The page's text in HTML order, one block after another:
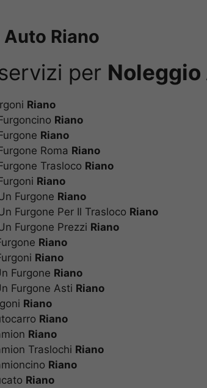
Riano
per Noleggio
Riano
Riano
Riano
Roma Riano
Trasloco Riano
Riano
Furgone Riano
Furgone Per Il Trasloco Riano
Furgone Prezzi Riano
Riano
Riano
Furgone Riano
Furgone Asti Riano
Riano
Riano
Riano
Traslochi Riano
Riano
Riano